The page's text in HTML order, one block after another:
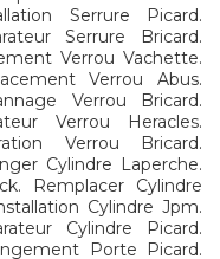
Serrure Picard.
Serrure Bricard.
Verrou Vachette.
Verrou Abus.
Verrou Bricard.
Verrou Heracles.
Verrou Bricard.
Cylindre Laperche.
Remplacer Cylindre
Cylindre Jpm.
Cylindre Picard.
Porte Picard.